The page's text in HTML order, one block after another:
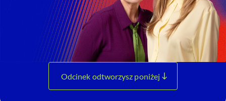
Odcinek odtworzysz poniżej